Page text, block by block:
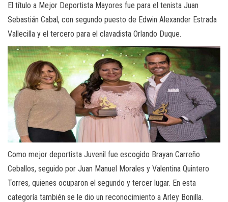
El título a Mejor Deportista Mayores fue para el tenista Juan
Sebastián Cabal, con segundo puesto de Edwin Alexander Estrada
Vallecilla y el tercero para el clavadista Orlando Duque.
Como mejor deportista Juvenil fue escogido Brayan Carreño
Ceballos, seguido por Juan Manuel Morales y Valentina Quintero
Torres, quienes ocuparon el segundo y tercer lugar. En esta
categoría también se le dio un reconocimiento a Arley Bonilla.